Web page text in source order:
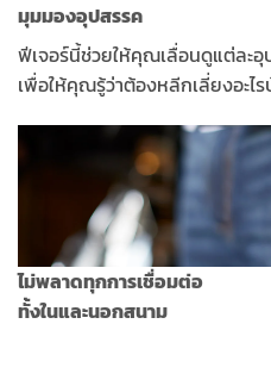
มุมมองอุปสรรค
ฟีเจอร์นี้ช่วยให้คุณเลื่อนดูแต่ละ
เพื่อให้คุณรู้ว่าต้องหลีกเลี่ยงอะไร
ไม่พลาดทุกการเชื่อมต่อ
ทั้งในและนอกสนาม